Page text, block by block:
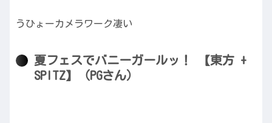
うひょーカメラワーク凄い
夏フェスでバニーガールッ！ 【東方 +
SPITZ】（PGさん）